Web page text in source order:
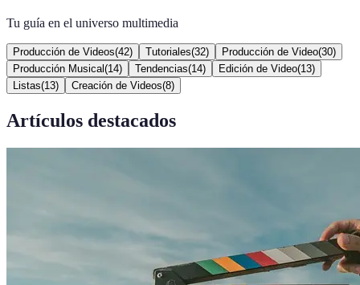
Tu guía en el universo multimedia
Producción de Videos(42) Tutoriales(32) Producción de Video(30)
Producción Musical (14) Tendencias(14) Edición de Video(13)
Listas(13) Creación de Videos(8)
Artículos destacados